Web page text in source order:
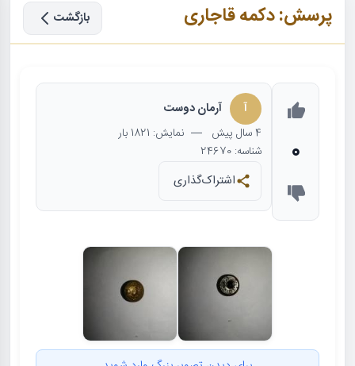
پرسش: دکمه قاجاری بازگشت
0
آ آرمان دوست
4 سال پیش — نمایش: 1821 بار
شناسه: 24670
اشتراک‌گذاری